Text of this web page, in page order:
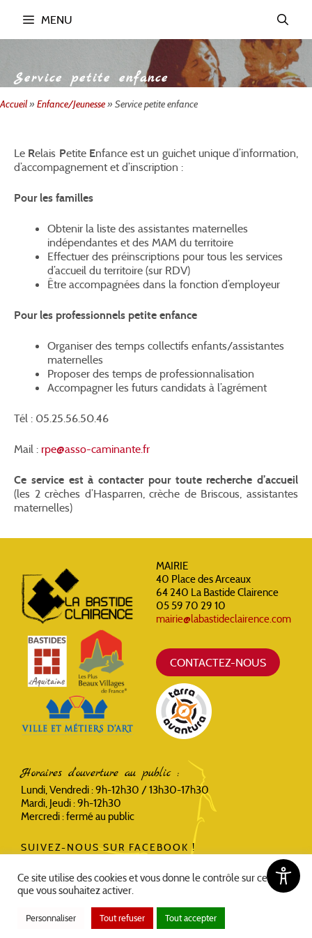
MENU
Service petite enfance
Accueil» Enfance/Jeunesse» Service petite enfance
Le Relais Petite Enfance est un guichet unique d’information,
d’accompagnement et d’inscription :
Pour les familles
Obtenir la liste des assistantes maternelles
indépendantes et des MAM du territoire
Effectuer des préinscriptions pour tous les services
d’accueil du territoire (sur RDV)
Être accompagnées dans la fonction d’employeur
Pour les professionnels petite enfance
Organiser des temps collectifs enfants/assistantes
maternelles
Proposer des temps de professionnalisation
Accompagner les futurs candidats à l’agrément
Tél : 05.25.56.50.46
Mail : rpe@asso-caminante.fr
Ce service est à contacter pour toute recherche d’accueil
(les 2 crèches d’Hasparren, crèche de Briscous, assistantes
maternelles)
MAIRIE
40 Place des Arceaux
64 240 La Bastide Clairence
05 59 70 29 10
mairie@labastideclairence.com
CONTACTEZ-NOUS
Horaires d'ouverture au public :
Lundi, Vendredi : 9h-12h30 / 13h30-17h30
Mardi, Jeudi : 9h-12h30
Mercredi : fermé au public
SUIVEZ-NOUS SUR FACEBOOK !
Accessibilité Politique de confidentialité et mentions légales
Ce site utilise des cookies et vous donne le contrôle sur ceux
que vous souhaitez activer.
Personnaliser Tout refuser Tout accepter